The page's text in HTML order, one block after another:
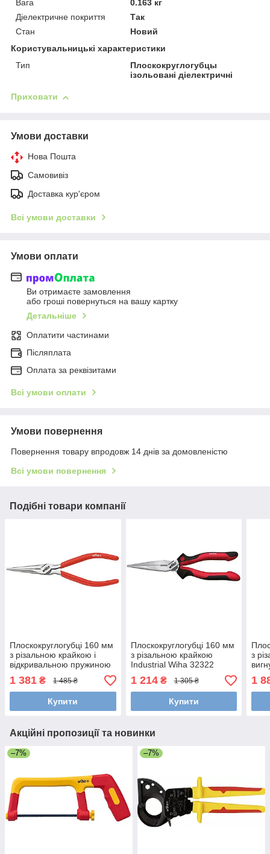
Вага
0.163 кг
Діелектричне покриття
Так
Стан
Новий
Користувальницькі характеристики
Тип
Плоскокруглогубцы
ізольовані діелектричні
Приховати
Умови доставки
Нова Пошта
Самовивіз
Доставка кур'єром
Всі умови доставки
Умови оплати
Ви отримаєте замовлення
або гроші повернуться на вашу картку
Детальніше
Оплатити частинами
Післяплата
Оплата за реквізитами
Всі умови оплати
Умови повернення
Повернення товару впродовж 14 днів за домовленістю
Всі умови повернення
Подібні товари компанії
Плоскокруглогубці 160 мм
з різальною крайкою і
відкривальною пружиною
Classic Wiha 36483 10349
1 381 ₴ 1 485 ₴
Купити
Плоскокруглогубці 160 мм
з різальною крайкою
Industrial Wiha 32322
1 214₴ 1 305 ₴
Купити
з
1
Акційні пропозиції та новинки
–7% –7%